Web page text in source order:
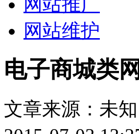
网站维护
电子商城类
文章来源：未